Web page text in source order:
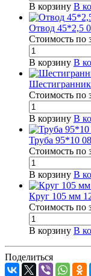
В корзину В
Отвод 45*2,5
Стоимость по
В корзину В
Стоимость по
В корзину В
Труба 95*10
Стоимость по
В корзину В
Круг 105 мм
Стоимость по
В корзину В
Поделиться